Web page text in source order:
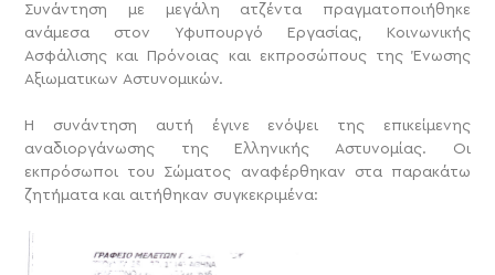
Συνάντηση με μεγάλη ατζέντα πραγματοποιήθηκε
ανάμεσα στον Υφυπουργό Εργασίας, Κοινωνικής
Ασφάλισης και Πρόνοιας και εκπροσώπους της Ένωσης
Αξιωματικων Αστυνομικών.
Η συνάντηση αυτή έγινε ενόψει της επικείμενης
αναδιοργάνωσης της Ελληνικής Αστυνομίας. Οι
εκπρόσωποι του Σώματος αναφέρθηκαν στα παρακάτω
ζητήματα και αιτήθηκαν συγκεκριμένα: